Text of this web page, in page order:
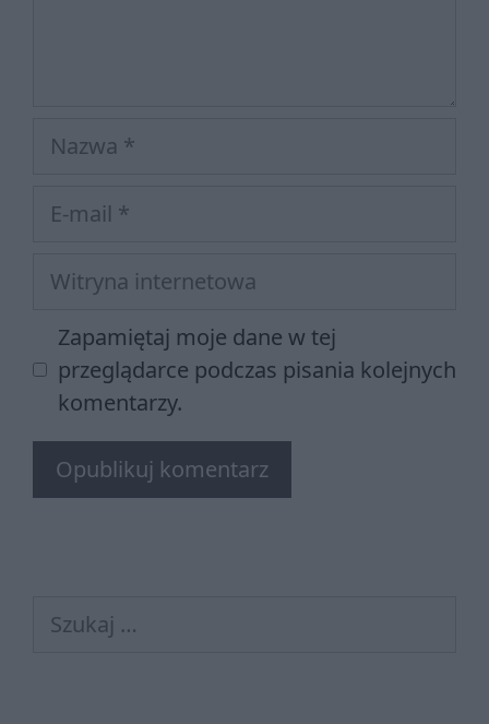
Nazwa
Witryna
internetowa
Zapamiętaj moje dane w tej
przeglądarce podczas pisania kolejnych
komentarzy.